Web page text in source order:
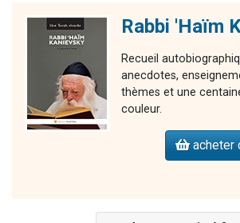
Rabbi 'Haïm
Recueil
anecdotes,
thèmes et une
couleur.
acheter